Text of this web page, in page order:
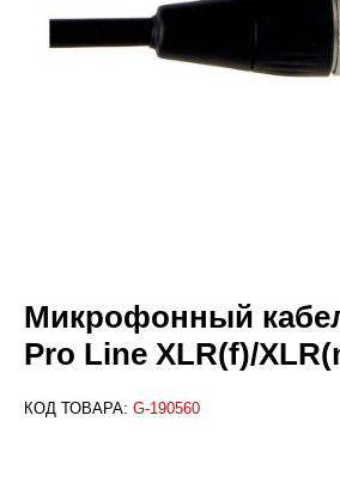
Микрофонный
Pro Line XLR(f)/
КОД ТОВАРА: G-190560